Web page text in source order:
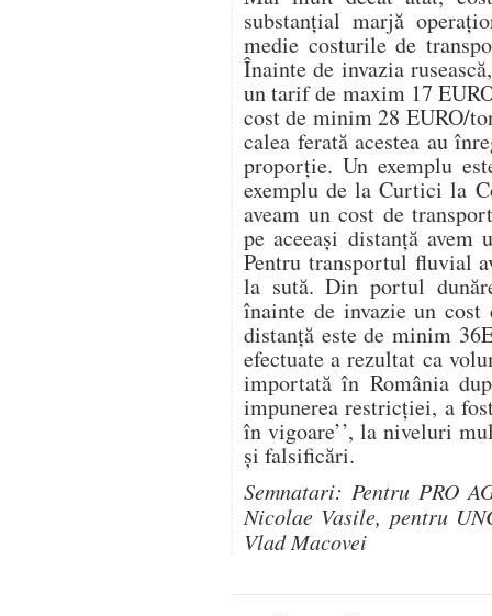
substanțial marjă
medie costurile de
Înainte de invazia
un tarif de maxim 17
cost de minim 28 EURO/
calea ferată acestea au
proporție. Un exemplu
exemplu de la Curtici la
aveam un cost de
pe aceeași distanță
Pentru transportul fluvial
la sută. Din portul
înainte de invazie un cost
distanță este de minim
efectuate a rezultat ca
importată în România
impunerea restricției, a
în vigoare’’, la niveluri
și falsificări.
Semnatari: Pentru PRO
Nicolae Vasile, pentru
Vlad Macovei